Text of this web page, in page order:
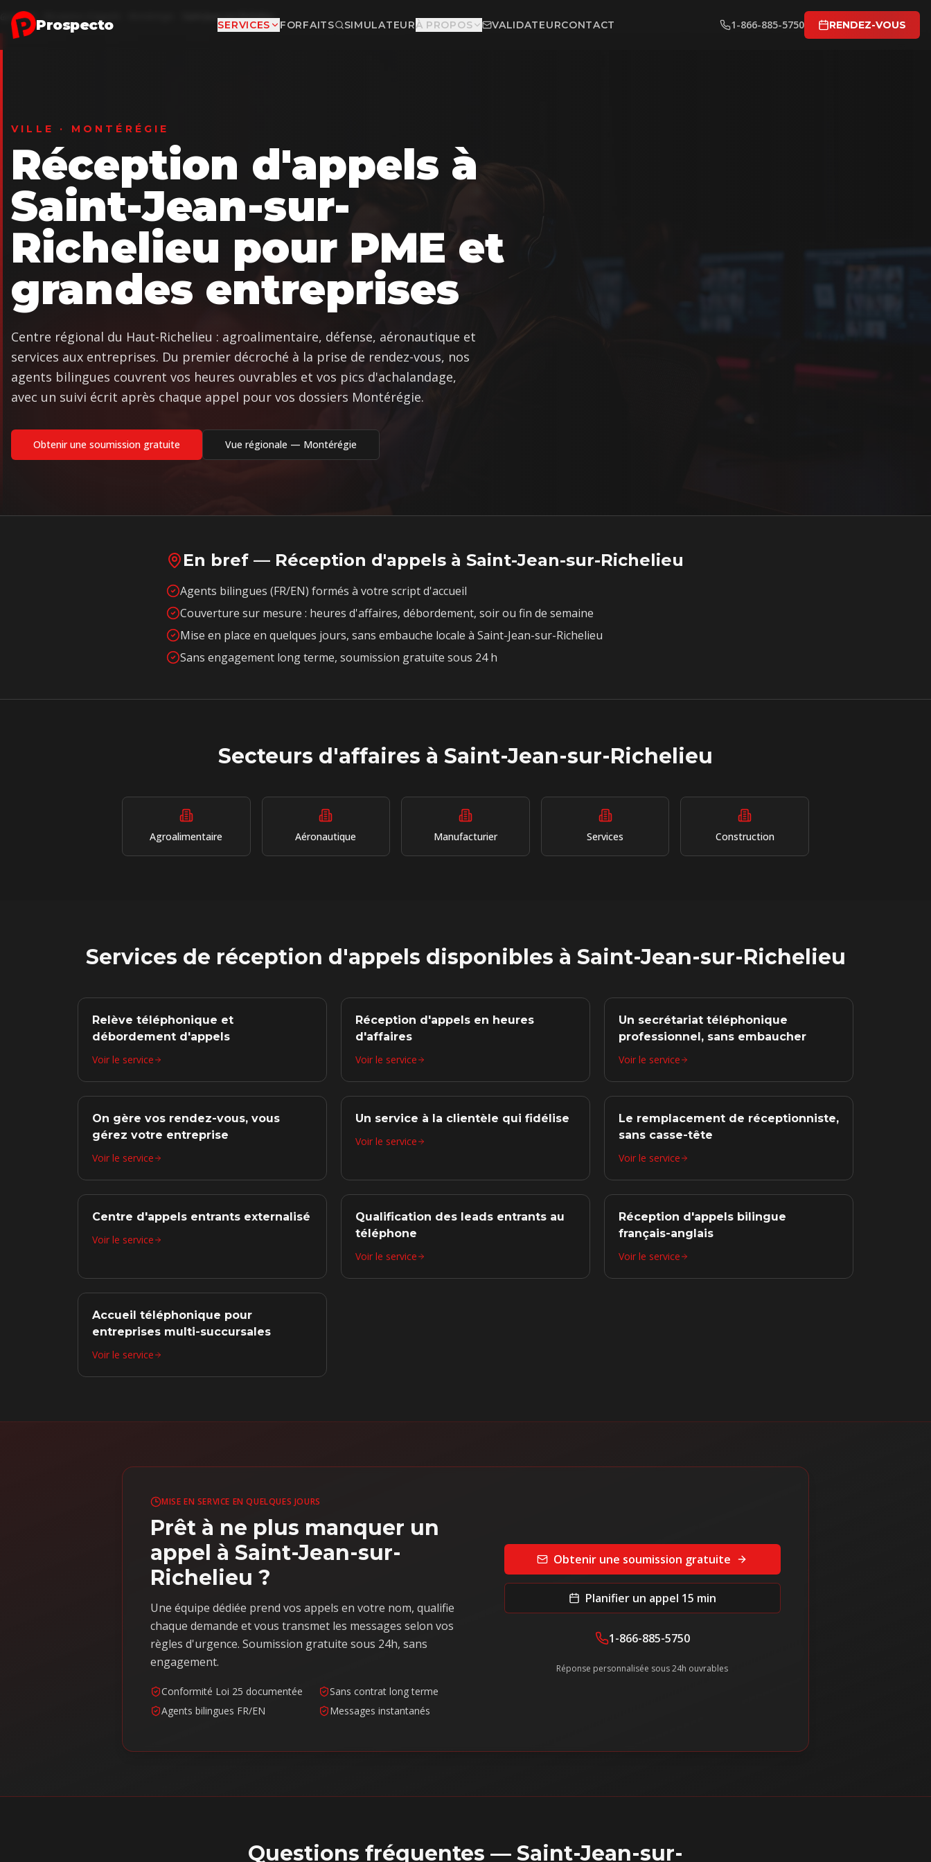
Aller au contenu principal
Prospecto SERVICES FORFAITS SIMULATEURÀ PROPOS VALIDATEURCONTACT 1-866-885-5750 RENDEZ-VOUS
Accueil Saint-Jean-sur-Richelieu
VILLE · MONTÉRÉGIE
Réception d'appels à
Saint-Jean-sur-
Richelieu pour PME et
grandes entreprises
Centre régional du Haut-Richelieu : agroalimentaire, défense, aéronautique et
services aux entreprises. Du premier décroché à la prise de rendez-vous, nos
agents bilingues couvrent vos heures ouvrables et vos pics d'achalandage,
avec un suivi écrit après chaque appel pour vos dossiers Montérégie.
Obtenir une soumission gratuite Vue régionale — Montérégie
En bref — Réception d'appels à Saint-Jean-sur-Richelieu
Agents bilingues (FR/EN) formés à votre script d'accueil
Couverture sur mesure : heures d'affaires, débordement, soir ou fin de semaine
Mise en place en quelques jours, sans embauche locale à Saint-Jean-sur-Richelieu
Sans engagement long terme, soumission gratuite sous 24 h
Secteurs d'affaires à Saint-Jean-sur-Richelieu
Agroalimentaire Aéronautique Manufacturier Services Construction
Services de réception d'appels disponibles à Saint-Jean-sur-Richelieu
Relève téléphonique et
débordement d'appels
Voir le service
Réception d'appels en heures
d'affaires
Voir le service
Un secrétariat téléphonique
professionnel, sans embaucher
Voir le service
On gère vos rendez-vous, vous
gérez votre entreprise
Voir le service
Un service à la clientèle qui fidélise
Voir le service
Le remplacement de réceptionniste,
sans casse-tête
Voir le service
Centre d'appels entrants externalisé
Voir le service
Qualification des leads entrants au
téléphone
Voir le service
Réception d'appels bilingue
français-anglais
Voir le service
Accueil téléphonique pour
entreprises multi-succursales
Voir le service
MISE EN SERVICE EN QUELQUES JOURS
Prêt à ne plus manquer un
appel à Saint-Jean-sur-
Richelieu ?
Une équipe dédiée prend vos appels en votre nom, qualifie
chaque demande et vous transmet les messages selon vos
règles d'urgence. Soumission gratuite sous 24h, sans
engagement.
Conformité Loi 25 documentée
Sans contrat long terme
Agents bilingues FR/EN
Messages instantanés
Obtenir une soumission gratuite
Planifier un appel 15 min
1-866-885-5750
Réponse personnalisée sous 24h ouvrables
Questions fréquentes — Saint-Jean-sur-